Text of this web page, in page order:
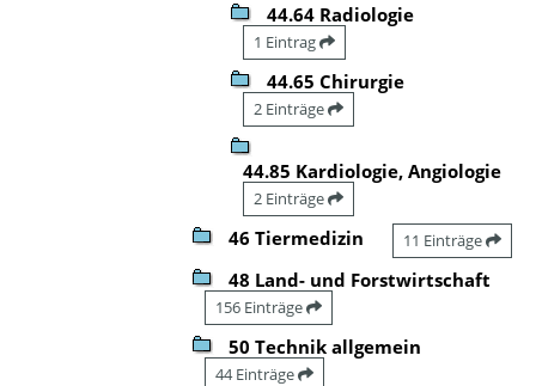
44.64 Radiologie
1 Eintrag
44.65 Chirurgie
2 Einträge
44.85 Kardiologie, Angiologie
2 Einträge
46 Tiermedizin 11 Einträge
48 Land- und Forstwirtschaft
156 Einträge
50 Technik allgemein
44 Einträge